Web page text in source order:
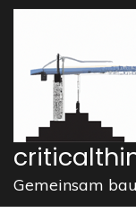
Zum
springen
drücken)
Gemeinsam